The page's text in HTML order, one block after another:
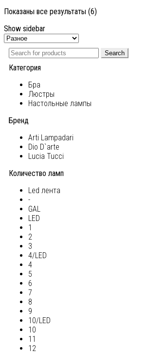
Показаны все результаты (6)
Show sidebar
Search
Категория
Бра
Люстры
Настольные лампы
Бренд
Arti Lampadari
Dio D`arte
Lucia Tucci
Количество ламп
Led лента
-
GAL
LED
1
2
3
4/LED
4
5
6
7
8
9
10/LED
10
11
12